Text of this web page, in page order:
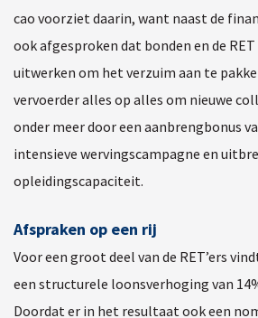
cao voorziet daarin, want naast de
ook afgesproken dat bonden en de
uitwerken om het verzuim aan te
vervoerder alles op alles om nieuwe
onder meer door een aanbrengbonus
intensieve wervingscampagne en
opleidingscapaciteit.
Afspraken op een rij
Voor een groot deel van de RET’ers
een structurele loonsverhoging van
Doordat er in het resultaat ook een